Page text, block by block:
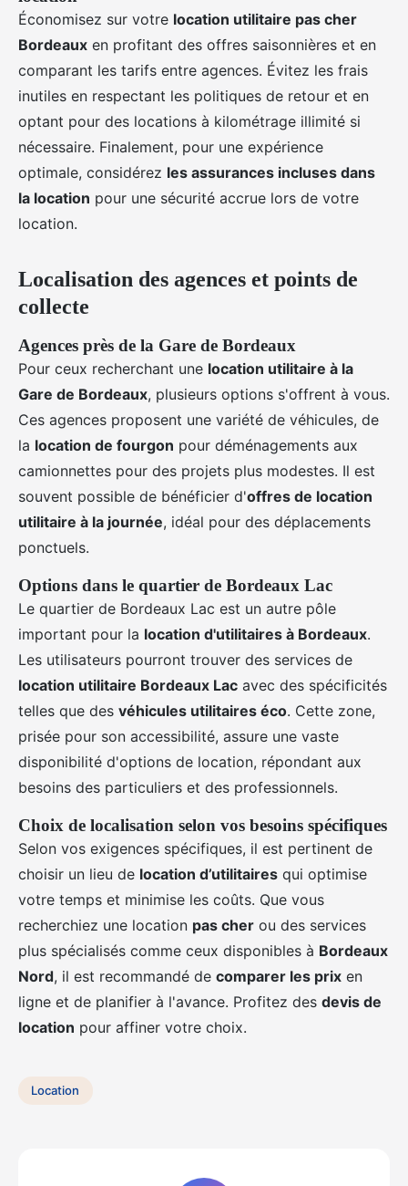
Économisez sur votre location utilitaire pas cher
Bordeaux en profitant des offres saisonnières et en
comparant les tarifs entre agences. Évitez les frais
inutiles en respectant les politiques de retour et en
optant pour des locations à kilométrage illimité si
nécessaire. Finalement, pour une expérience
optimale, considérez les assurances incluses dans
la location pour une sécurité accrue lors de votre
location.
Localisation des agences et points de
collecte
Agences près de la Gare de Bordeaux
Pour ceux recherchant une location utilitaire à la
Gare de Bordeaux, plusieurs options s'offrent à vous.
Ces agences proposent une variété de véhicules, de
la location de fourgon pour déménagements aux
camionnettes pour des projets plus modestes. Il est
souvent possible de bénéficier d'offres de location
utilitaire à la journée, idéal pour des déplacements
ponctuels.
Options dans le quartier de Bordeaux Lac
Le quartier de Bordeaux Lac est un autre pôle
important pour la location d'utilitaires à Bordeaux.
Les utilisateurs pourront trouver des services de
location utilitaire Bordeaux Lac avec des spécificités
telles que des véhicules utilitaires éco. Cette zone,
prisée pour son accessibilité, assure une vaste
disponibilité d'options de location, répondant aux
besoins des particuliers et des professionnels.
Choix de localisation selon vos besoins spécifiques
Selon vos exigences spécifiques, il est pertinent de
choisir un lieu de location d’utilitaires qui optimise
votre temps et minimise les coûts. Que vous
recherchiez une location pas cher ou des services
plus spécialisés comme ceux disponibles à Bordeaux
Nord, il est recommandé de comparer les prix en
ligne et de planifier à l'avance. Profitez des devis de
location pour affiner votre choix.
Location